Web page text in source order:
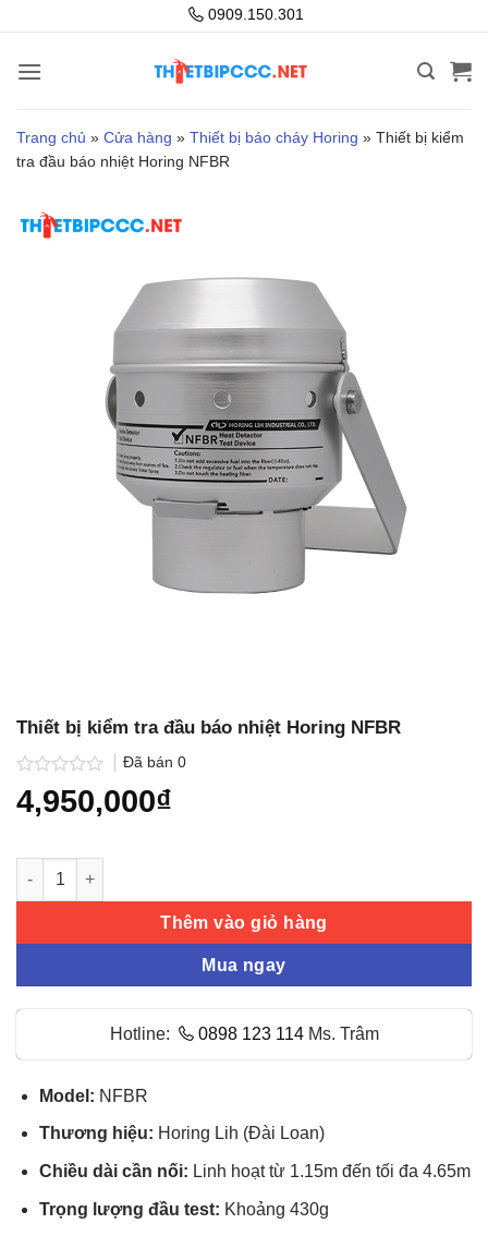
nội
0909.150.301
Trang chủ » Cửa hàng » Thiết bị báo cháy Horing » Thiết bị kiểm
tra đầu báo nhiệt Horing NFBR
Thiết bị kiểm tra đầu báo nhiệt Horing NFBR
Được
xếp
5
sao
Đã bán 0
4,950,000₫
Thiết bị kiểm tra đầu báo nhiệt Horing NFBR số lượng
Thêm vào giỏ hàng
Mua ngay
Hotline: 0898 123 114Ms. Trâm
Model: NFBR
Thương hiệu: Horing Lih (Đài Loan)
Chiều dài cần nối: Linh hoạt từ 1.15m đến tối đa 4.65m
Trọng lượng đầu test: Khoảng 430g